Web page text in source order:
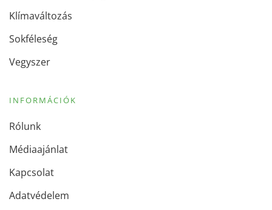
Klímaváltozás
Sokféleség
Vegyszer
INFORMÁCIÓK
Rólunk
Médiaajánlat
Kapcsolat
Adatvédelem